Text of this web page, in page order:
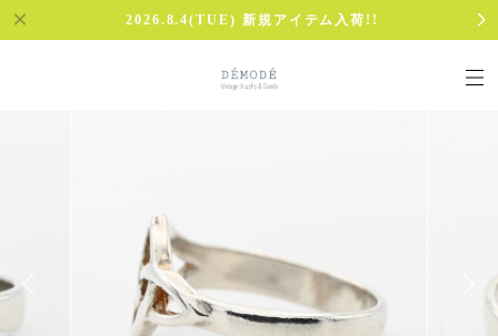
2026.8.4(TUE) 新規アイテム入荷!!